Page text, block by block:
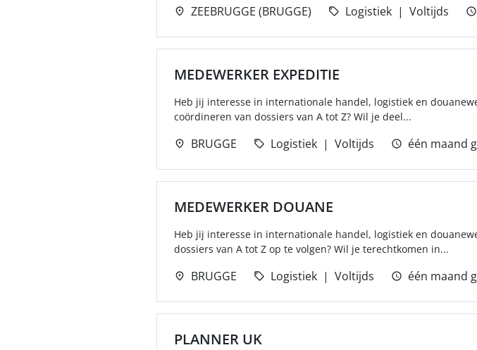
ZEEBRUGGE (BRUGGE) Logistiek Voltijds
MEDEWERKER EXPEDITIE
Heb jij interesse in internationale handel, logistiek en
coördineren van dossiers van A tot Z? Wil je deel...
BRUGGE Logistiek Voltijds één maand
MEDEWERKER DOUANE
Heb jij interesse in internationale handel, logistiek en
dossiers van A tot Z op te volgen? Wil je terechtkomen in...
BRUGGE Logistiek Voltijds één maand
PLANNER UK